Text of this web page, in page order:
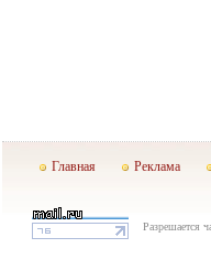
Главная Реклама
Разрешается